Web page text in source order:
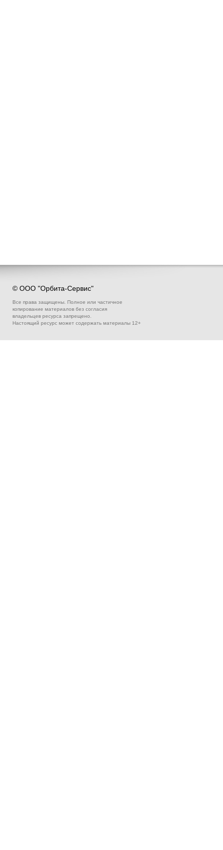
© ООО "Орбита-Сервис"
Все права защищены. Полное или частичное
копирование материалов без согласия
владельцев ресурса запрещено.
Настоящий ресурс может содержать материалы 12+